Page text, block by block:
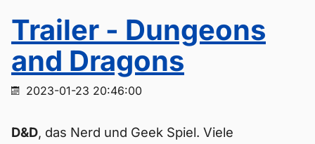
Trailer - Dungeons
and Dragons
2023-01-23 20:46:00
D&D, das Nerd und Geek Spiel. Viele